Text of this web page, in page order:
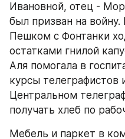
Ивановной, отец -
был призван на
Пешком с Фонтанки
остатками гнилой
Аля помогала в
курсы телеграфистов
Центральном
получать хлеб по
Мебель и паркет в